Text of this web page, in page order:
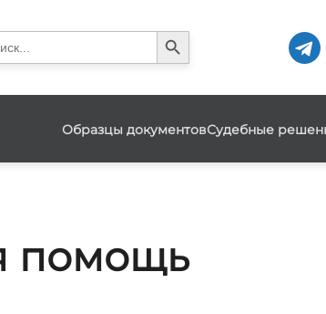
Search Button
Образцы документовСудебные
помощь